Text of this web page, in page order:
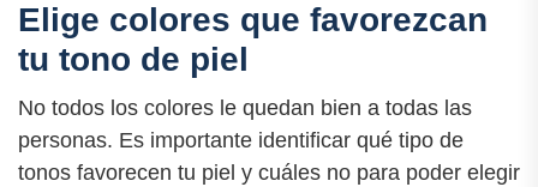
Elige colores que favorezcan
tu tono de piel
No todos los colores le quedan bien a todas las
personas. Es importante identificar qué tipo de
tonos favorecen tu piel y cuáles no para poder elegir